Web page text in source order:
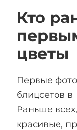
Кто
цветы
Первые
блицсетов в
Раньше
красивые,